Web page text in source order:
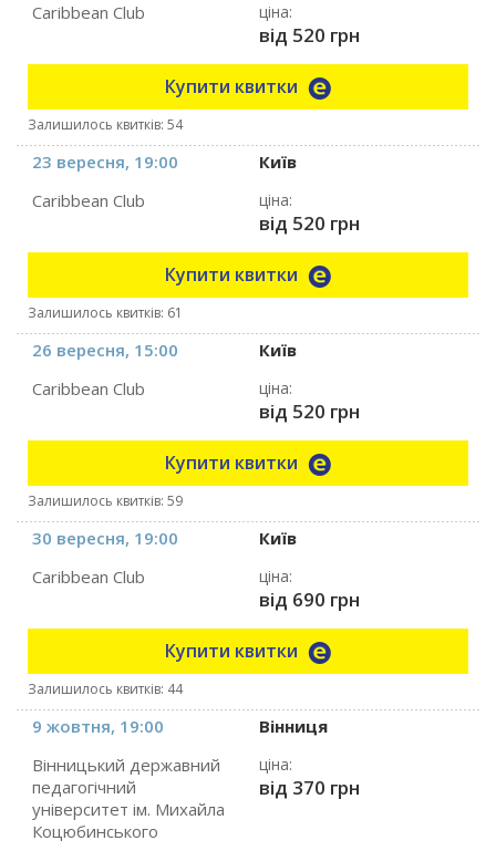
Caribbean Club
ціна:
від 520 грн
Купити квитки
Залишилось квитків: 54
23 вересня, 19:00
Київ
Caribbean Club
ціна:
від 520 грн
Купити квитки
Залишилось квитків: 61
26 вересня, 15:00
Київ
Caribbean Club
ціна:
від 520 грн
Купити квитки
Залишилось квитків: 59
30 вересня, 19:00
Київ
Caribbean Club
ціна:
від 690 грн
Купити квитки
Залишилось квитків: 44
9 жовтня, 19:00
Вінниця
Вінницький державний
педагогічний
університет ім. Михайла
Коцюбинського
ціна:
від 370 грн